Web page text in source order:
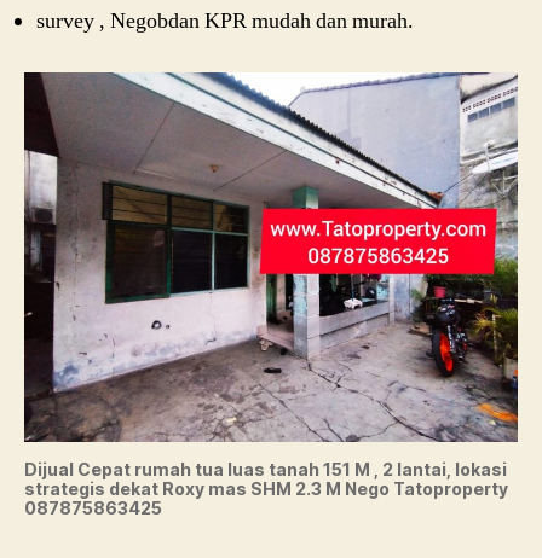
survey , Negobdan KPR mudah dan murah.
Dijual Cepat rumah tua luas tanah 151 M , 2 lantai, lokasi
strategis dekat Roxy mas SHM 2.3 M Nego Tatoproperty
087875863425